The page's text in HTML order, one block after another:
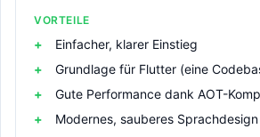
VORTEILE
Einfacher, klarer Einstieg
Grundlage für Flutter (eine
Gute Performance dank AOT-
Modernes, sauberes Sprachdesign